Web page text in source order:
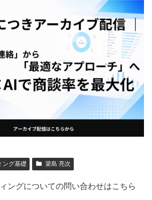
ング基礎 簗島 亮次
ングについての問い合わせはこちら